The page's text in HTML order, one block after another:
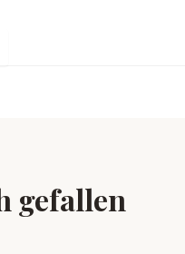
gefallen